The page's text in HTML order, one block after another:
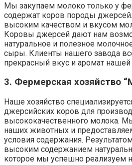
Мы закупаем молоко только у
содержат коров породы
высоким качеством и вкусом
Коровы джерсей дают нам
натуральное и полезное
сыры. Клиенты нашего завода
прекрасный вкус и аромат нашей
3. Фермерская хозяйство
Наше хозяйство
джерсийских коров для
высококачественного молока.
наших животных и
условия содержания.
высоким содержанием
которое мы успешно реализуем